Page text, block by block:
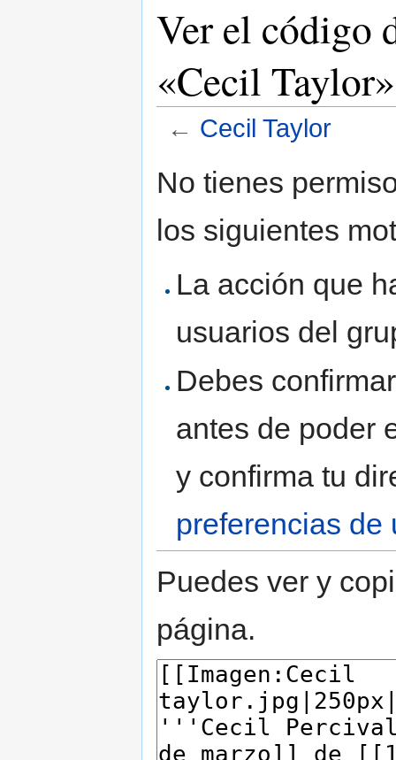
Ver el código
«Cecil Taylor»
← Cecil Taylor
No tienes
los siguientes
La acción que
usuarios del
Debes
antes de poder
y confirma tu
preferencias de
Puedes ver y
página.